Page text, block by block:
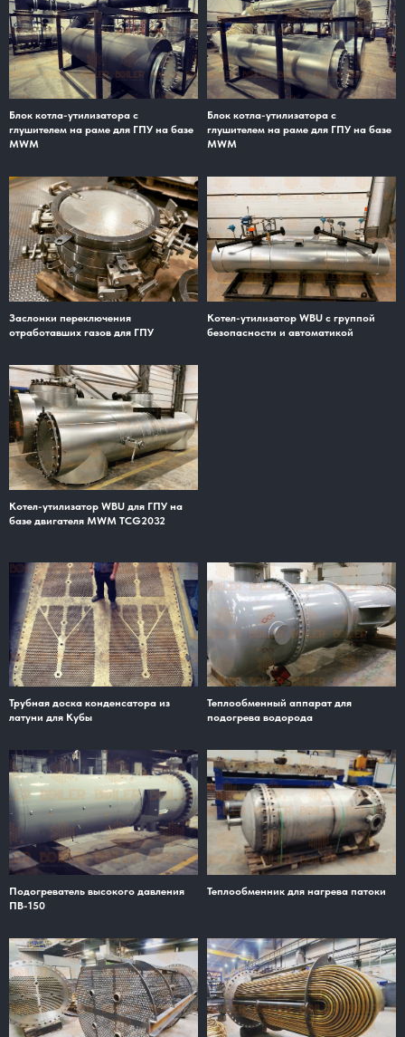
Блок котла-утилизатора с
глушителем на раме для ГПУ на базе
MWM
Блок котла-утилизатора с
глушителем на раме для ГПУ на базе
MWM
Заслонки переключения
отработавших газов для ГПУ
Котел-утилизатор WBU с группой
безопасности и автоматикой
Котел-утилизатор WBU для ГПУ на
базе двигателя MWM TCG2032
Трубная доска конденсатора из
латуни для Кубы
Теплообменный аппарат для
подогрева водорода
Подогреватель высокого давления
ПВ-150
Теплообменник для нагрева патоки